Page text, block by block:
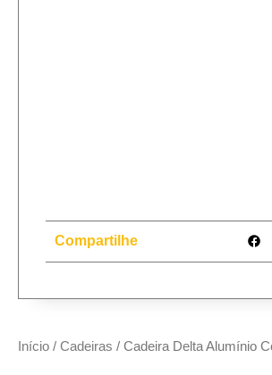
Início / Cadeiras / Cadeira Delta Alumínio
Compartilhe